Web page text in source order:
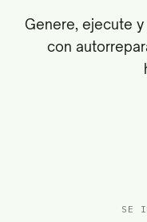
Genere, ejecute
con
SE